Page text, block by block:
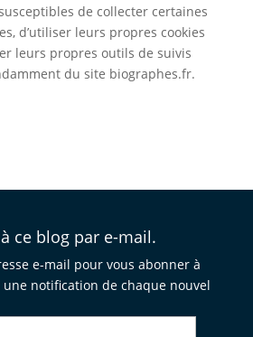
de collecter certaines
d’utiliser leurs propres cookies
leurs propres outils de suivis
du site biographes.fr.
ce blog par e-mail.
e-mail pour vous abonner à
notification de chaque nouvel